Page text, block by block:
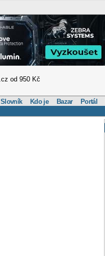
od 950 Kč
Slovník Kdo je Bazar Portál